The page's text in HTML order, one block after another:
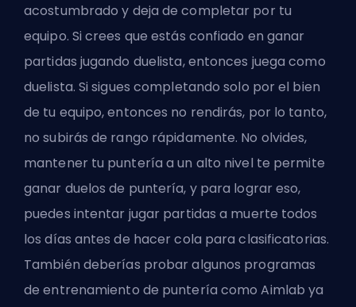
acostumbrado y deja de completar por tu
equipo. Si crees que estás confiado en ganar
partidas jugando duelista, entonces juega como
duelista. Si sigues completando solo por el bien
de tu equipo, entonces no rendirás, por lo tanto,
no subirás de rango rápidamente. No olvides,
mantener tu puntería a un alto nivel te permite
ganar duelos de puntería, y para lograr eso,
puedes intentar jugar partidas a muerte todos
los días antes de hacer cola para clasificatorias.
También deberías probar algunos programas
de entrenamiento de puntería comoAimlab ya